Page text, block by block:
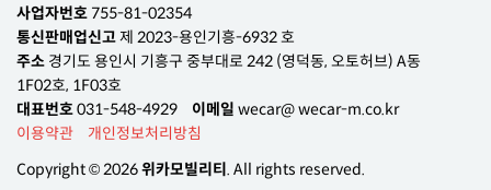
사업자번호 755-81-02354
통신판매업신고제 2023-용인기흥-6932 호
주소 경기도 용인시 기흥구 중부대로 242 (영덕동, 오토허브) A동
1F02호, 1F03호
대표번호031-548-4929 이메일 wecar@ wecar-m.co.kr
이용약관
개인정보처리방침
Copyright © 2026위카모빌리티. All rights reserved.